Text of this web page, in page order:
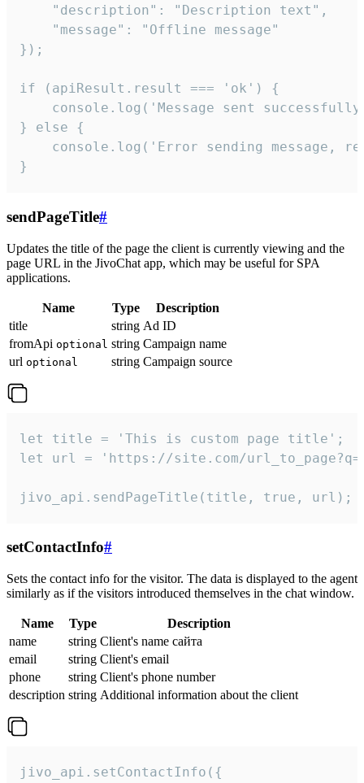
    "description": "Description text",
    "message": "Offline message"
});
if (apiResult.result === 'ok') {
console.log('Message sent
} else {
console.log('Error sending message,
}
sendPageTitle#
Updates the title of the page the client is currently viewing and the
page URL in the JivoChat app, which may be useful for SPA
applications.
Name Type
Description
title
string Ad ID
fromApi optional string Campaign name
url optional string Campaign source
let title = 'This is custom page title';
let url = 'https://site.com/
jivo_api.sendPageTitle(title, true, url);
setContactInfo#
Sets the contact info for the visitor. The data is displayed to the agent
similarly as if the visitors introduced themselves in the chat window.
Name Type
Description
name
string Client's name сайта
email
string Client's email
phone
string Client's phone number
description string Additional information about the client
jivo_api.setContactInfo({